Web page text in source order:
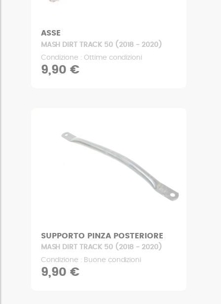
ASSE
MASH DIRT TRACK 50 (2018 - 2020)
Condizione : Ottime condizioni
9,90 €
SUPPORTO PINZA POSTERIORE
MASH DIRT TRACK 50 (2018 - 2020)
Condizione : Buone condizioni
9,90 €